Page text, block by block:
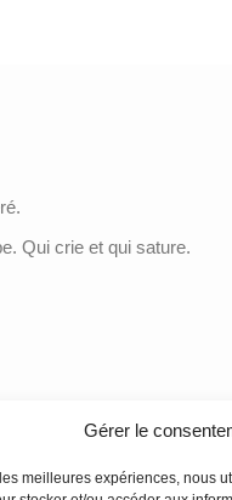
Gérer le
meilleures expériences, nous
Qui crie et qui sature.